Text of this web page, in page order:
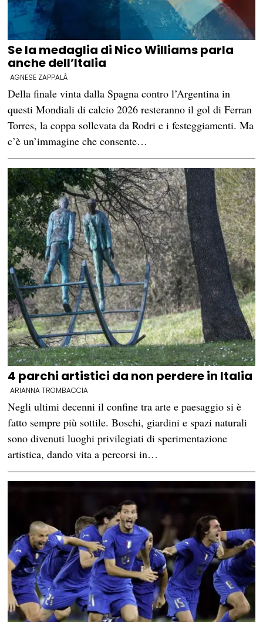
Se la medaglia di Nico Williams parla
anche dell’Italia
AGNESE ZAPPALÀ
Della finale vinta dalla Spagna contro l’Argentina in
questi Mondiali di calcio 2026 resteranno il gol di Ferran
Torres, la coppa sollevata da Rodri e i festeggiamenti. Ma
c’è un’immagine che consente…
4 parchi artistici da non perdere in Italia
ARIANNA TROMBACCIA
Negli ultimi decenni il confine tra arte e paesaggio si è
fatto sempre più sottile. Boschi, giardini e spazi naturali
sono divenuti luoghi privilegiati di sperimentazione
artistica, dando vita a percorsi in…